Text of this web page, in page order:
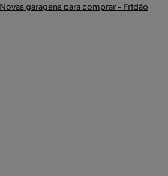
garagens para comprar - Fridão